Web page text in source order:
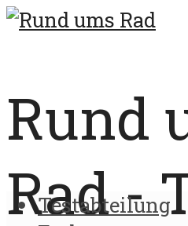
Rund
Rad -
Testabteilung